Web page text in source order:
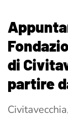
di
partire